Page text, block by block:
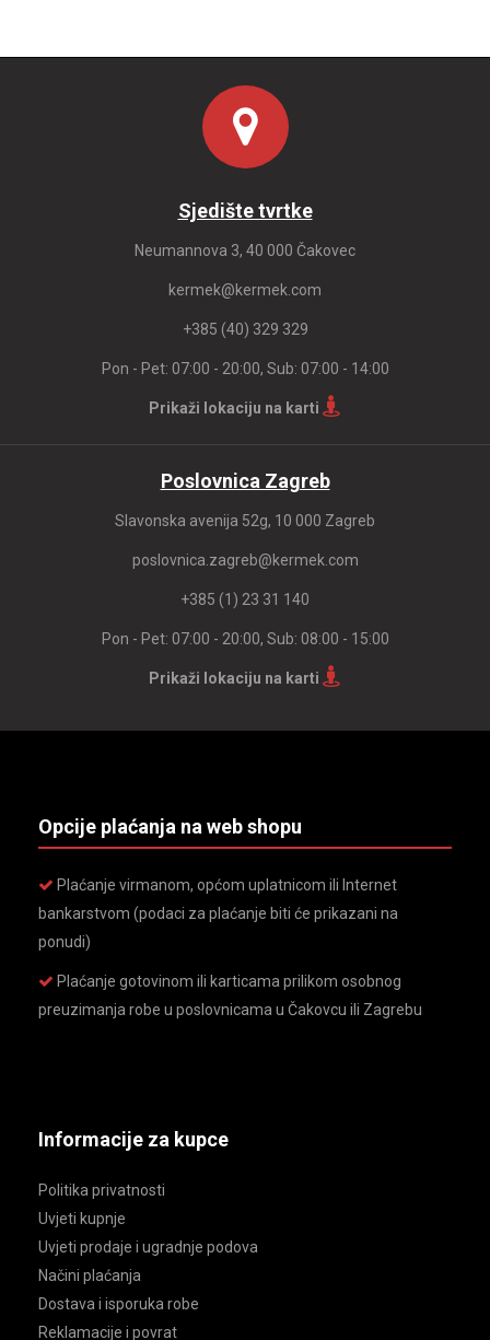
Sjedište tvrtke
Neumannova 3, 40 000 Čakovec
kermek@kermek.com
+385 (40) 329 329
Pon - Pet: 07:00 - 20:00, Sub: 07:00 - 14:00
Prikaži lokaciju na karti
Poslovnica Zagreb
Slavonska avenija 52g, 10 000 Zagreb
poslovnica.zagreb@kermek.com
+385 (1) 23 31 140
Pon - Pet: 07:00 - 20:00, Sub: 08:00 - 15:00
Prikaži lokaciju na karti
Opcije plaćanja na web shopu
Plaćanje virmanom, općom uplatnicom ili Internet
bankarstvom (podaci za plaćanje biti će prikazani na
ponudi)
Plaćanje gotovinom ili karticama prilikom osobnog
preuzimanja robe u poslovnicama u Čakovcu ili Zagrebu
Informacije za kupce
Politika privatnosti
Uvjeti kupnje
Uvjeti prodaje i ugradnje podova
Načini plaćanja
Dostava i isporuka robe
Reklamacije i povrat